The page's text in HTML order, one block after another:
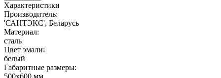
Характеристики
Производитель:
'САНТЭКС', Беларусь
Материал:
сталь
Цвет эмали:
белый
Габаритные размеры:
500х600 мм